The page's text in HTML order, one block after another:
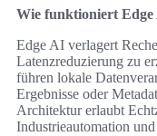
Wie funktioniert Edge
Edge AI verlagert
Latenzreduzierung zu
führen lokale
Ergebnisse oder
Architektur erlaubt
Industrieautomation